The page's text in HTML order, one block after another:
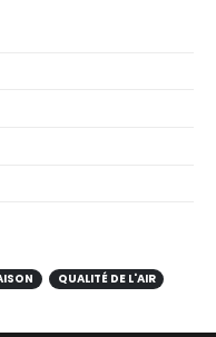
QUALITÉ DE L'AIR